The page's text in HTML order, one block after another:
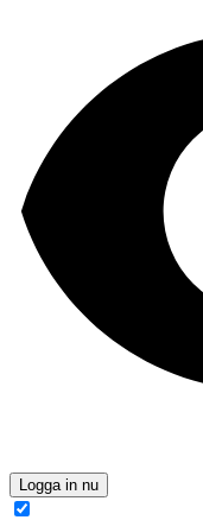
Logga in nu